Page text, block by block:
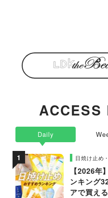
ACCESS
Daily
日焼け止め
【2026年
ンキング
アで買え